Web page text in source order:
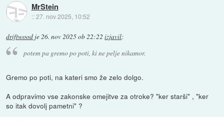
MrStein
::27. nov 2025, 10:52
driftwood je26. nov 2025 ob 22:22 izjavil:
potem pa gremo po poti, ki ne pelje nikamor.
Gremo po poti, na kateri smo že zelo dolgo.
A odpravimo vse zakonske omejitve za otroke? "ker starši" , "ker
so itak dovolj pametni" ?